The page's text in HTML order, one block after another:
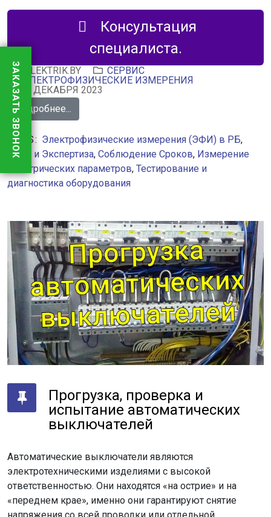
Консультация
специалиста.
JELEKTRIK.BY
СЕРВИС
ЭЛЕКТРОФИЗИЧЕСКИЕ ИЗМЕРЕНИЯ
30 ДЕКАБРЯ 2023
Подробнее...
TAGS: Электрофизические измерения (ЭФИ) в РБ,
Опыт и Экспертиза, Соблюдение Сроков, Измерение
электрических параметров, Тестирование и
диагностика оборудования
Прогрузка, проверка и
испытание автоматических
выключателей
Автоматические выключатели являются
электротехническими изделиями с высокой
ответственностью. Они находятся «на острие» и на
«переднем крае», именно они гарантируют снятие
ЗАКАЗАТЬ ЗВОНОК